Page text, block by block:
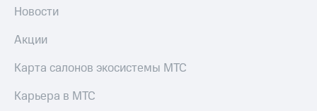
Новости
Акции
Карта салонов экосистемы МТС
Карьера в МТС